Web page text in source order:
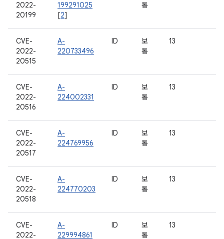
2022-
20199
199291025
[2]
통
CVE-
2022-
20515
A-
220733496
ID
보
통
13
CVE-
2022-
20516
A-
224002331
ID
보
통
13
CVE-
2022-
20517
A-
224769956
ID
보
통
13
CVE-
2022-
20518
A-
224770203
ID
보
통
13
CVE-
2022-
A-
229994861
ID
보
통
13